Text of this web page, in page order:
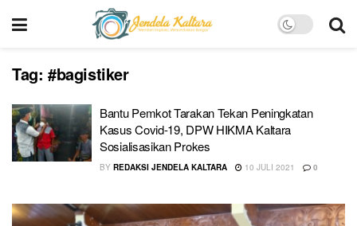
Tag: #bagistiker
Bantu Pemkot Tarakan Tekan Peningkatan
Kasus Covid-19, DPW HIKMA Kaltara
Sosialisasikan Prokes
BY REDAKSI JENDELA KALTARA 10 JULI 2021 0